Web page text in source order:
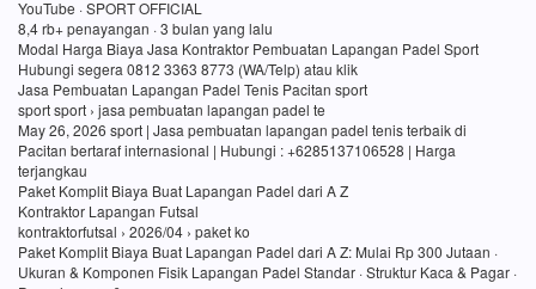
YouTube · SPORT OFFICIAL
8,4 rb+ penayangan · 3 bulan yang lalu
Modal Harga Biaya Jasa Kontraktor Pembuatan Lapangan Padel Sport
Hubungi segera 0812 3363 8773 (WA/Telp) atau klik
Jasa Pembuatan Lapangan Padel Tenis Pacitan sport
sport sport › jasa pembuatan lapangan padel te
May 26, 2026 sport | Jasa pembuatan lapangan padel tenis terbaik di
Pacitan bertaraf internasional | Hubungi : +6285137106528 | Harga
terjangkau
Paket Komplit Biaya Buat Lapangan Padel dari A Z
Kontraktor Lapangan Futsal
kontraktorfutsal › 2026/04 › paket ko
Paket Komplit Biaya Buat Lapangan Padel dari A Z: Mulai Rp 300 Jutaan ·
Ukuran & Komponen Fisik Lapangan Padel Standar · Struktur Kaca & Pagar ·